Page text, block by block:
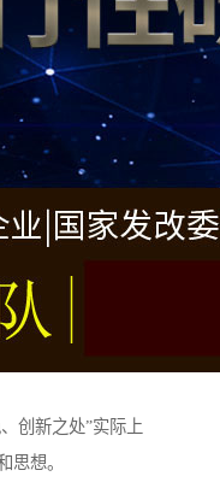
创新之处”实际上
思想。